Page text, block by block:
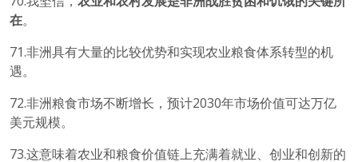
在。
71.非洲具有大量的比较优势和实现农业粮食体系转型的机
遇。
72.非洲粮食市场不断增长，预计2030年市场价值可达万亿
美元规模。
73.这意味着农业和粮食价值链上充满着就业、创业和创新的